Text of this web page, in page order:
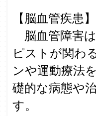
【脳血管疾患】
脳血管障害
ピストが関わ
ンや運動療法
礎的な病態や
す。